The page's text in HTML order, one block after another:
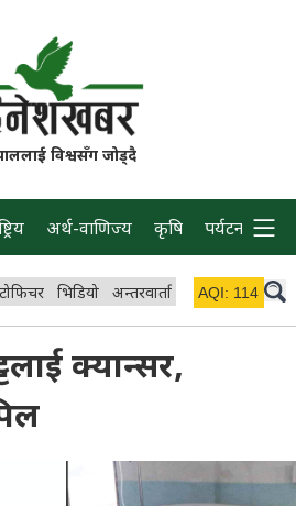
विश्वसँग जोड्दै
अर्थ-वाणिज्य कृषि पर्यटन प्रवास
भिडियो अन्तरवार्ता विचार/ब्लग
AQI: 114
क्यान्सर,